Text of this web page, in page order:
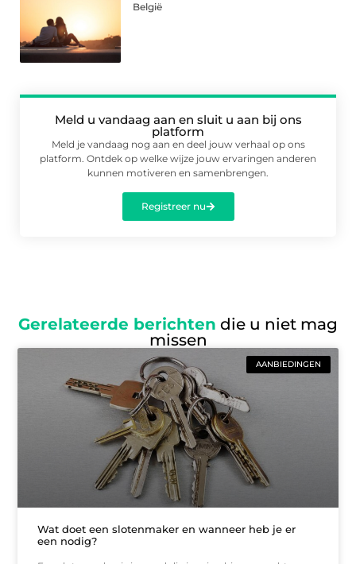
België
Meld u vandaag aan en sluit u aan bij ons
platform
Meld je vandaag nog aan en deel jouw verhaal op ons
platform. Ontdek op welke wijze jouw ervaringen anderen
kunnen motiveren en samenbrengen.
Registreer nu
Gerelateerde berichten die u niet mag
missen
AANBIEDINGEN
Wat doet een slotenmaker en wanneer heb je er
een nodig?